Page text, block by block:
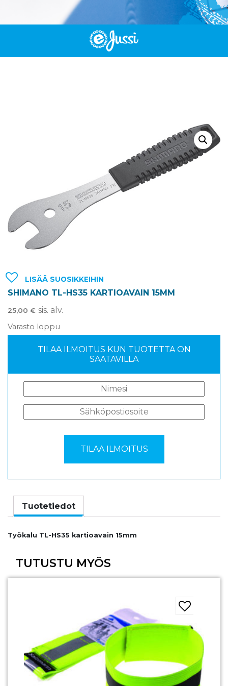
LISÄÄ SUOSIKKEIHIN
SHIMANO TL-HS35 KARTIOAVAIN 15MM
25,00 € sis. alv.
Varasto loppu
TILAA ILMOITUS KUN TUOTETTA ON
SAATAVILLA
Tuotetiedot
Työkalu TL-HS35 kartioavain 15mm
TUTUSTU MYÖS